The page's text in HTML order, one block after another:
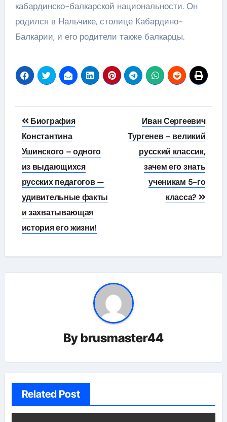
кабардинско-балкарской национальности. Он
родился в Нальчике, столице Кабардино-
Балкарии, и его родители также балкарцы.
Навигация
по
записям
Биография
Константина
Ушинского – одного
из выдающихся
русских педагогов —
удивительные факты
и захватывающая
история его жизни!
Иван Сергеевич
Тургенев – великий
русский классик,
зачем его знать
ученикам 5-го
класса?
By brusmaster44
Related Post